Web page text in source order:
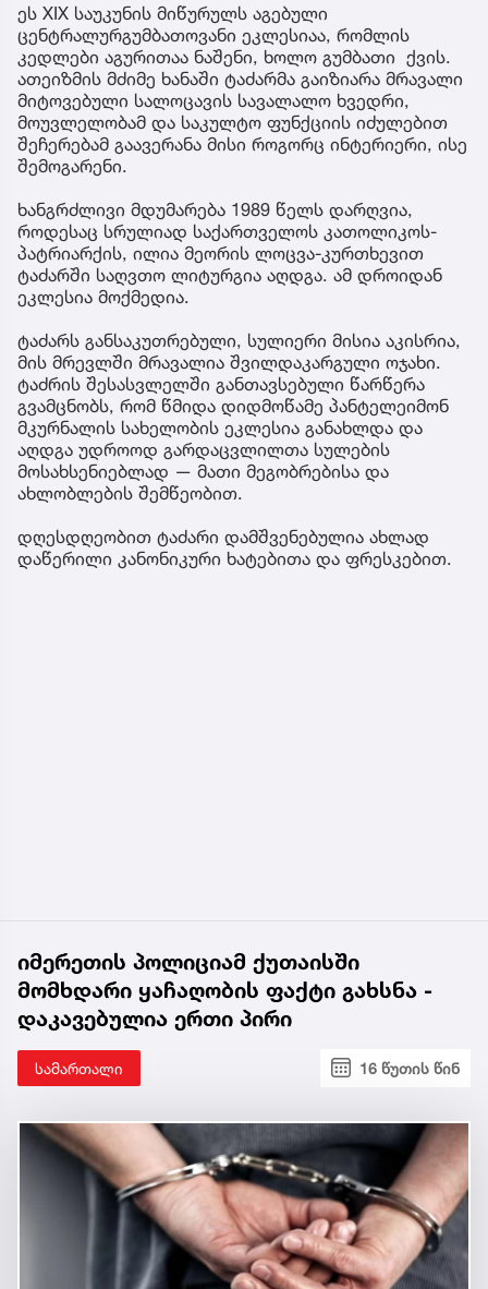
ეს XIX საუკუნის მიწურულს აგებული
ცენტრალურგუმბათოვანი ეკლესიაა, რომლის
კედლები აგურითაა ნაშენი, ხოლო გუმბათი ქვის.
ათეიზმის მძიმე ხანაში ტაძარმა გაიზიარა მრავალი
მიტოვებული სალოცავის სავალალო ხვედრი,
მოუვლელობამ და საკულტო ფუნქციის იძულებით
შეჩერებამ გაავერანა მისი როგორც ინტერიერი, ისე
შემოგარენი.
ხანგრძლივი მდუმარება 1989 წელს დარღვია,
როდესაც სრულიად საქართველოს კათოლიკოს-
პატრიარქის, ილია მეორის ლოცვა-კურთხევით
ტაძარში საღვთო ლიტურგია აღდგა. ამ დროიდან
ეკლესია მოქმედია.
ტაძარს განსაკუთრებული, სულიერი მისია აკისრია,
მის მრევლში მრავალია შვილდაკარგული ოჯახი.
ტაძრის შესასვლელში განთავსებული წარწერა
გვამცნობს, რომ წმიდა დიდმოწამე პანტელეიმონ
მკურნალის სახელობის ეკლესია განახლდა და
აღდგა უდროოდ გარდაცვლილთა სულების
მოსახსენიებლად — მათი მეგობრებისა და
ახლობლების შემწეობით.
დღესდღეობით ტაძარი დამშვენებულია ახლად
დაწერილი კანონიკური ხატებითა და ფრესკებით.
იმერეთის პოლიციამ ქუთაისში
მომხდარი ყაჩაღობის ფაქტი გახსნა -
დაკავებულია ერთი პირი
სამართალი 16 წუთის წინ